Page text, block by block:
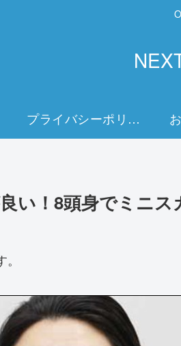
プライバシーポリシー
い！8頭身でミニス